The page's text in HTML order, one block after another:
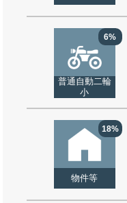
6%
普通自動二輪
小
18%
物件等